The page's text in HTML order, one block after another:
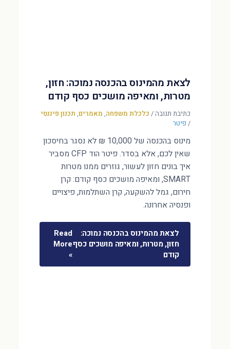
לצאת מהמינוס בהכנסה נמוכה: חזון,
מטרות, ומאיפה מושכים כסף קודם
כתיבת תגובה/ כלכלת משפחה, מאמרים, תכנון פיננסי
/ פיטר
מינוס בהכנסה של 10,000 ₪ לא נסגר בחיסכון
שאין לכם, אלא בסדר. פיטר הוד CFP מסביר
איך בונים חזון לעשור, גוזרים ממנו מטרות
SMART, ומאיפה מושכים כסף קודם: קרן
חירום, גמל להשקעה, קרן השתלמות, פיצויים
ופנסיה אחרונה.
לצאת מהמינוס בהכנסה נמוכה:
חזון, מטרות, ומאיפה מושכים כסף
קודם
Read
More
»